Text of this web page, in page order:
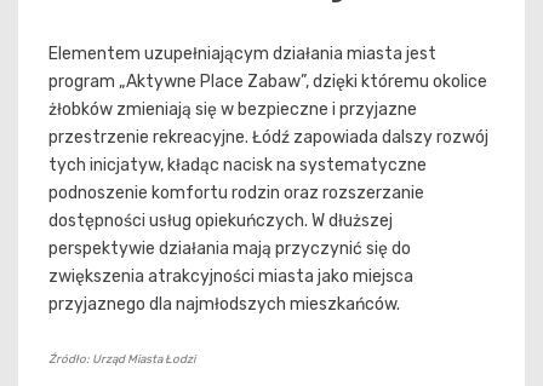
Elementem uzupełniającym działania miasta jest
program „Aktywne Place Zabaw”, dzięki któremu okolice
żłobków zmieniają się w bezpieczne i przyjazne
przestrzenie rekreacyjne. Łódź zapowiada dalszy rozwój
tych inicjatyw, kładąc nacisk na systematyczne
podnoszenie komfortu rodzin oraz rozszerzanie
dostępności usług opiekuńczych. W dłuższej
perspektywie działania mają przyczynić się do
zwiększenia atrakcyjności miasta jako miejsca
przyjaznego dla najmłodszych mieszkańców.
Źródło: Urząd Miasta Łodzi